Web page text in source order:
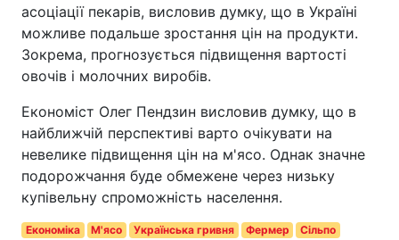
асоціації пекарів, висловив думку, що в Україні
можливе подальше зростання цін на продукти.
Зокрема, прогнозується підвищення вартості
овочів і молочних виробів.
Економіст Олег Пендзин висловив думку, що в
найближчій перспективі варто очікувати на
невелике підвищення цін на м'ясо. Однак значне
подорожчання буде обмежене через низьку
купівельну спроможність населення.
Економіка М'ясо Українська гривня Фермер
Сільпо